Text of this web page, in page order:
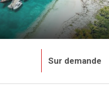
Sur demande